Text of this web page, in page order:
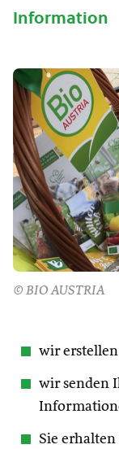
Information
© BIO AUSTRIA
wir
wir senden
Sie